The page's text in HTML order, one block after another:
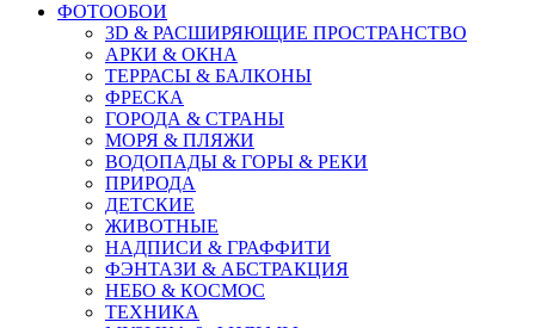
ФОТООБОИ
3D & РАСШИРЯЮЩИЕ ПРОСТРАНСТВО
АРКИ & ОКНА
ТЕРРАСЫ & БАЛКОНЫ
ФРЕСКА
ГОРОДА & СТРАНЫ
МОРЯ & ПЛЯЖИ
ВОДОПАДЫ & ГОРЫ & РЕКИ
ПРИРОДА
ДЕТСКИЕ
ЖИВОТНЫЕ
НАДПИСИ & ГРАФФИТИ
ФЭНТАЗИ & АБСТРАКЦИЯ
НЕБО & КОСМОС
ТЕХНИКА